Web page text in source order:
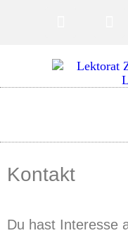
Kontakt
Du hast Interesse